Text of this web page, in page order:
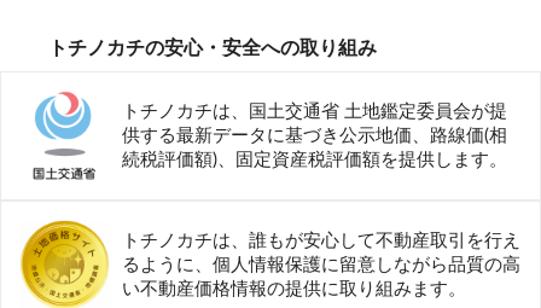
トチノカチの安心・安全への取り組み
トチノカチは、国土交通省 土地鑑定委員会が提
供する最新データに基づき公示地価、路線価(相
続税評価額)、固定資産税評価額を提供します。
トチノカチは、誰もが安心して不動産取引を行え
るように、個人情報保護に留意しながら品質の高
い不動産価格情報の提供に取り組みます。